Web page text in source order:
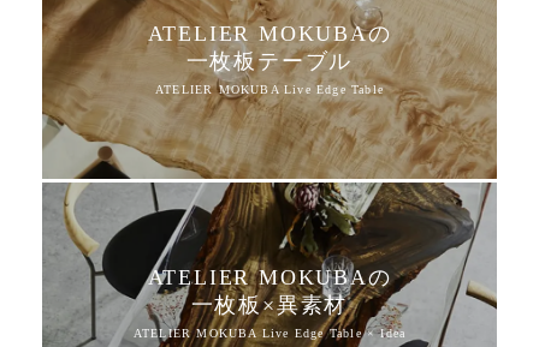
ATELIER MOKUBAの
一枚板テーブル
ATELIER MOKUBAの
一枚板×異素材